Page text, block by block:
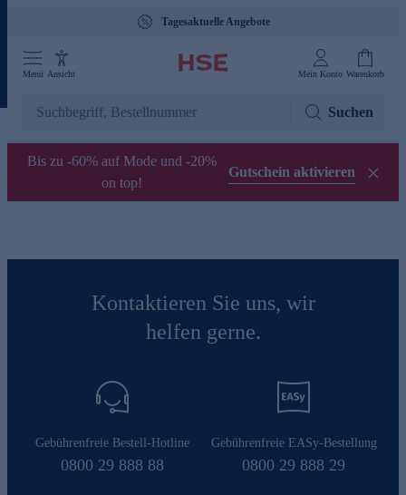
Tagesaktuelle Angebote
Menü Ansicht Mein Konto Warenkorb
Suchen
Bis zu -60% auf Mode und -20%
on top!
Gutschein aktivieren
Kontaktieren Sie uns, wir
helfen gerne.
Gebührenfreie Bestell-Hotline
0800 29 888 88
Gebührenfreie EASy-Bestellung
0800 29 888 29